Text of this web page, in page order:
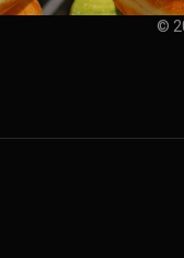
©